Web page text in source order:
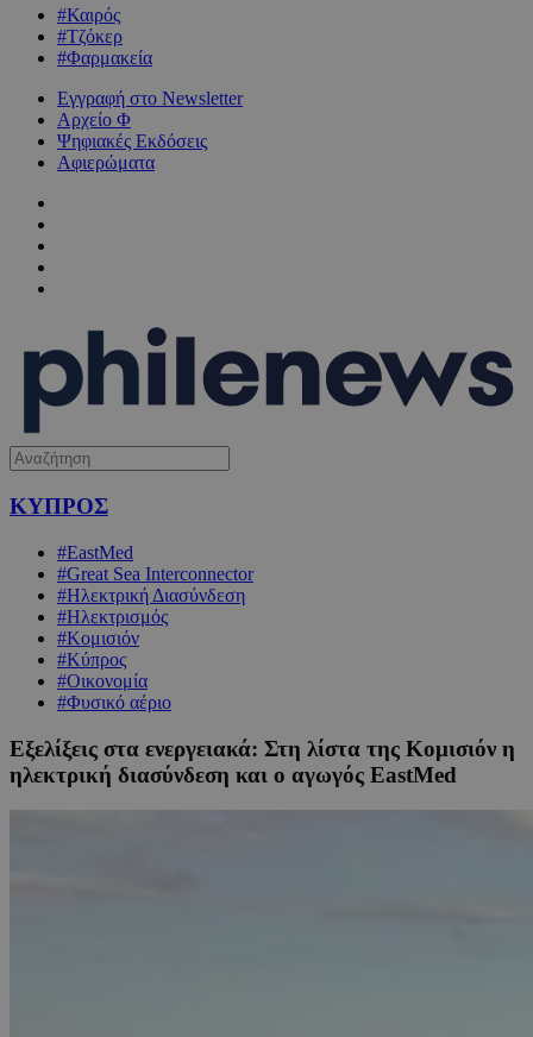
#Καιρός
#Τζόκερ
#Φαρμακεία
Εγγραφή στο Newsletter
Αρχείο Φ
Ψηφιακές Εκδόσεις
Αφιερώματα
ΚΥΠΡΟΣ
#EastMed
#Great Sea Interconnector
#Ηλεκτρική Διασύνδεση
#Ηλεκτρισμός
#Κομισιόν
#Κύπρος
#Οικονομία
#Φυσικό αέριο
Εξελίξεις στα ενεργειακά: Στη λίστα της Κομισιόν η
ηλεκτρική διασύνδεση και ο αγωγός EastMed